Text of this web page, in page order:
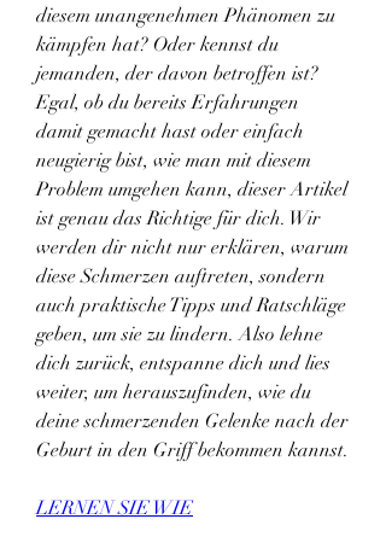
diesem unangenehmen Phänomen zu
kämpfen hat? Oder kennst du
jemanden, der davon betroffen ist?
Egal, ob du bereits Erfahrungen
damit gemacht hast oder einfach
neugierig bist, wie man mit diesem
Problem umgehen kann, dieser Artikel
ist genau das Richtige für dich. Wir
werden dir nicht nur erklären, warum
diese Schmerzen auftreten, sondern
auch praktische Tipps und Ratschläge
geben, um sie zu lindern. Also lehne
dich zurück, entspanne dich und lies
weiter, um herauszufinden, wie du
deine schmerzenden Gelenke nach der
Geburt in den Griff bekommen kannst.
LERNEN SIE WIE